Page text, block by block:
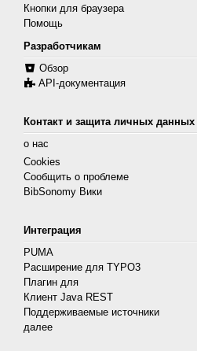
Кнопки для браузера
Помощь
Разработчикам
Обзор
API-документация
Контакт и защита личных данных
о нас
Cookies
Сообщить о проблеме
BibSonomy Вики
Интеграция
PUMA
Расширение для TYPO3
Плагин для
Клиент Java REST
Поддерживаемые источники
далее